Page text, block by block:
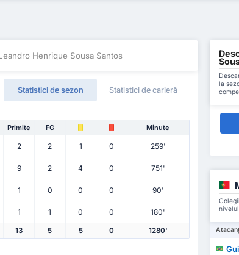
Henrique Sousa Santos
Statistici de sezon Statistici de carieră
Primite FG Minute
2 2 1 0 259'
9 2 4 0 751'
1 0 0 0 90'
1 1 0 0 180'
13 5 5 0 1280'
la